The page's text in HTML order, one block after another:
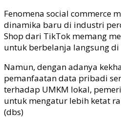
Fenomena social commerce
dinamika baru di industri
Shop dari TikTok memang
untuk berbelanja langsung
Namun, dengan adanya
pemanfaatan data pribadi
terhadap UMKM lokal,
untuk mengatur lebih ketat
(dbs)